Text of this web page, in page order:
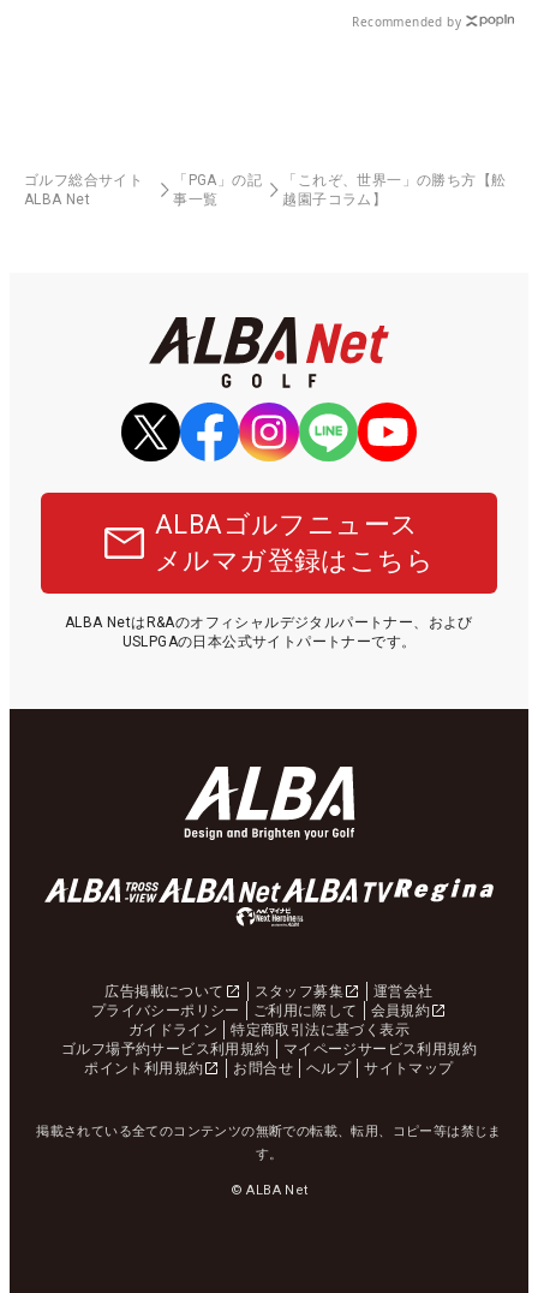
Recommended by
ゴルフ総合サイト
ALBA Net
「PGA」の記
事一覧
「これぞ、世界一」の勝ち方【舩
越園子コラム】
ALBAゴルフニュース
メルマガ登録はこちら
ALBA NetはR&Aのオフィシャルデジタルパートナー、および
USLPGAの日本公式サイトパートナーです。
広告掲載について スタッフ募集
運営会社
プライバシーポリシー
ご利用に際して
会員規約
ガイドライン
特定商取引法に基づく表示
ゴルフ場予約サービス利用規約
マイページサービス利用規約
ポイント利用規約
お問合せ ヘルプ サイトマップ
掲載されている全てのコンテンツの無断での転載、転用、コピー等は禁じま
す。
© ALBA Net